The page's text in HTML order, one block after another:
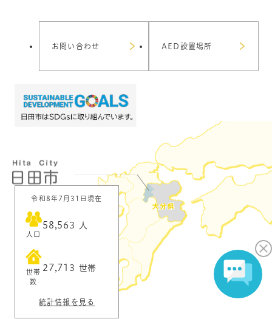
お問い合わせ AED設置場所
令和8年7月31日現在
人口
58,563 人
世帯
数
27,713 世帯
統計情報を見る